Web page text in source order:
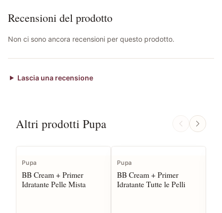
Recensioni del prodotto
Non ci sono ancora recensioni per questo prodotto.
Lascia una recensione
Altri prodotti Pupa
Pupa
BB Cream + Primer
Idratante Pelle Mista
Pupa
BB Cream + Primer
Idratante Tutte le Pelli